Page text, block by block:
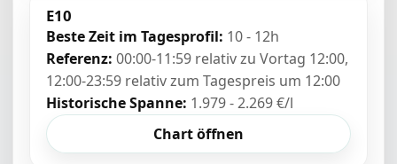
E10
Beste Zeit im Tagesprofil: 10 - 12h
Referenz: 00:00-11:59 relativ zu Vortag 12:00,
12:00-23:59 relativ zum Tagespreis um 12:00
Historische Spanne: 1.979 - 2.269 €/l
Chart öffnen